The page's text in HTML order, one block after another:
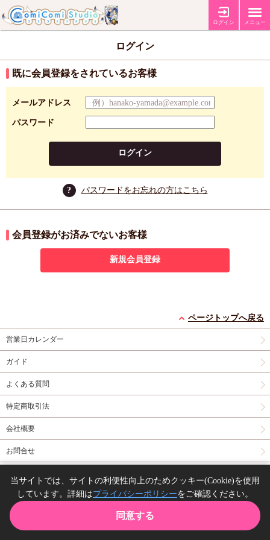
ログイン メニュー
ログイン
既に会員登録をされているお客様
メールアドレス
パスワード
ログイン
? パスワードをお忘れの方はこちら
会員登録がお済みでないお客様
新規会員登録
ページトップへ戻る
営業日カレンダー
ガイド
よくある質問
特定商取引法
会社概要
お問合せ
Copyright(C) comicomi studio. All right reserved.
当サイトでは、サイトの利便性向上のためクッキー(Cookie)を使用
しています。詳細はプライバシーポリシーをご確認ください。
同意する